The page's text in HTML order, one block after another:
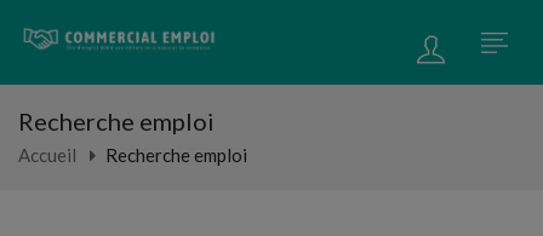
Recherche emploi
Accueil Recherche emploi